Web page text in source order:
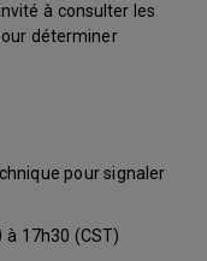
à consulter les
déterminer
pour signaler
à 17h30 (CST)